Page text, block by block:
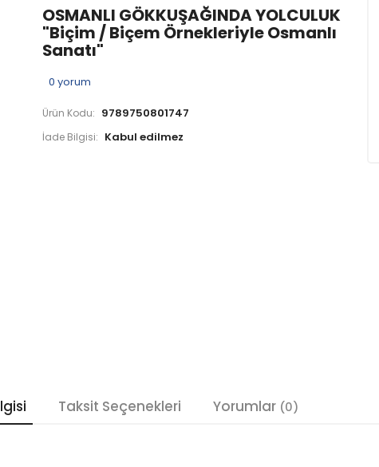
OSMANLI GÖKKUŞAĞINDA YOLCULUK
"Biçim / Biçem Örnekleriyle Osmanlı
Sanatı"
0 yorum
Ürün Kodu: 9789750801747
İade Bilgisi:
Taksit Seçenekleri Yorumlar (0)